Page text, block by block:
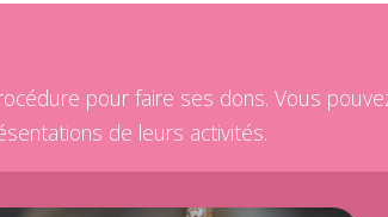
pour faire ses dons. Vous
de leurs activités.